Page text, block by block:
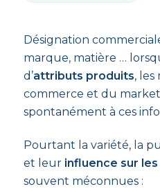
Désignation
marque, matière …
d’attributs produits, les
commerce et du
spontanément à ces
Pourtant la variété, la
et leur influence sur
souvent méconnues :